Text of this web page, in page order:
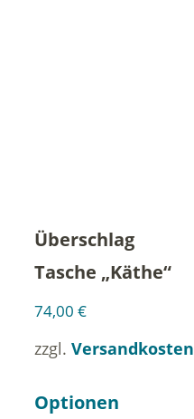
Überschlag
Tasche „Käthe“
74,00 €
zzgl. Versandkosten
Optionen